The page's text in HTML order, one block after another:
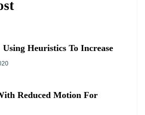
Heuristics To Increase
Reduced Motion For